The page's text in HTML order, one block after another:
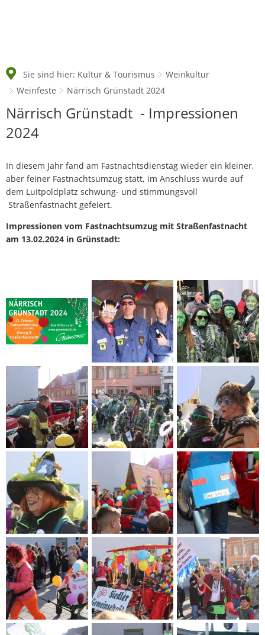
Sie sind hier: Kultur & Tourismus
Weinkultur
Weinfeste
Närrisch Grünstadt 2024
Närrisch
Grünstadt
Närrisch Grünstadt - Impressionen
2024
In diesem Jahr fand am Fastnachtsdienstag wieder ein kleiner,
aber feiner Fastnachtsumzug statt, im Anschluss wurde auf
dem Luitpoldplatz schwung- und stimmungsvoll
Straßenfastnacht gefeiert.
Impressionen vom Fastnachtsumzug mit Straßenfastnacht
am 13.02.2024 in Grünstadt: